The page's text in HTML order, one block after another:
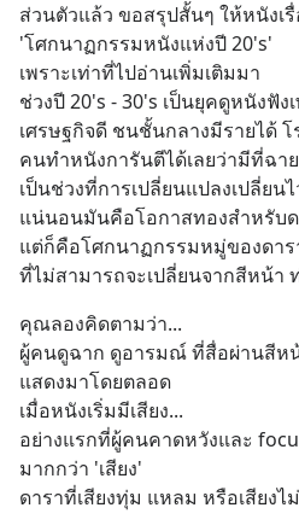
ส่วนตัวแล้ว ขอสรุปสั้นๆ ให้หนังเ
'โศกนาฏกรรมหนังแห่งปี 20's'
เพราะเท่าที่ไปอ่านเพิ่มเติมมา
ช่วงปี 20's - 30's เป็นยุคดูหนังฟัง
เศรษฐกิจดี ชนชั้นกลางมีรายได้
คนทำหนังการันตีได้เลยว่ามีที่ฉา
เป็นช่วงที่การเปลี่ยนแปลงเปลี่ยน
แน่นอนมันคือโอกาสทองสำหรับ
แต่ก็คือโศกนาฏกรรมหมู่ของดาร
ที่ไม่สามารถจะเปลี่ยนจากสีหน้า
คุณลองคิดตามว่า...
ผู้คนดูฉาก ดูอารมณ์ ที่สื่อผ่านสีห
แสดงมาโดยตลอด
เมื่อหนังเริ่มมีเสียง...
อย่างแรกที่ผู้คนคาดหวังและ
มากกว่า 'เสียง'
ดาราที่เสียงทุ่ม แหลม หรือเสียงไ